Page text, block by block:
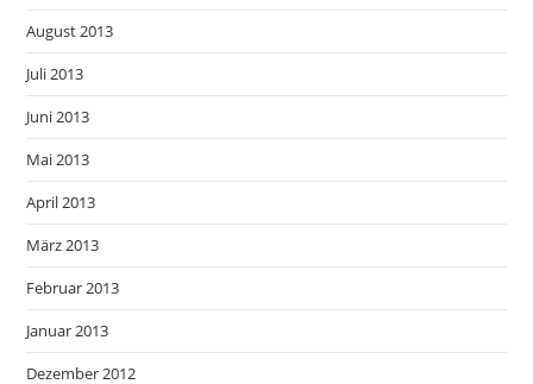
August 2013
Juli 2013
Juni 2013
Mai 2013
April 2013
März 2013
Februar 2013
Januar 2013
Dezember 2012